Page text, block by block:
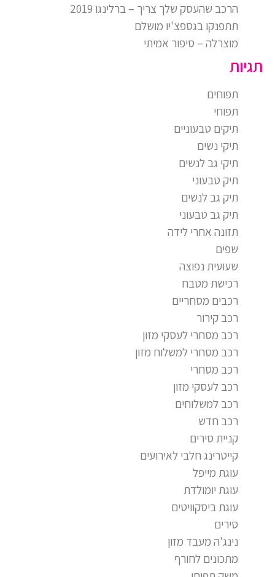
הרכב שהעסק שלך צריך – ברלינגו 2019
תתפנקו בגספצ'יו מושלם
מוצרלה – סיפור אמיתי
תגיות
תפוחים
תפוחי
תיקים טבעוניים
תיקי נשים
תיקי גב לנשים
תיק טבעוני
תיק גב לנשים
תיק גב טבעוני
תזונה אחרי לידה
שפים
שעועית נפוצה
רכישת מטבח
רכבים מסחריים
רכב קירור
רכב מסחרי לעסקי מזון
רכב מסחרי למשלוח מזון
רכב מסחרי
רכב לעסקי מזון
רכב למשלוחים
רכב חדש
קניית סירים
קייטרינג חלבי לאירועים
עוגת מייפל
עוגת יומולדת
עוגת ביסקוויטים
סירים
נינג'ה מעבד מזון
מתכונים לחורף